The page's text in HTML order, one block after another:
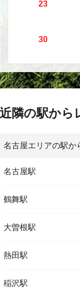
23
30
近隣の駅から
名古屋エリアの駅か
名古屋駅
鶴舞駅
大曽根駅
熱田駅
稲沢駅